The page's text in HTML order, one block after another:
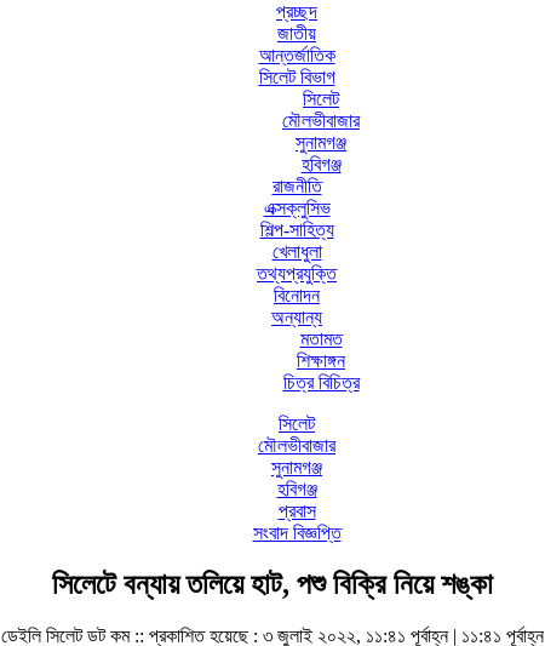
প্রচ্ছদ
জাতীয়
আন্তর্জাতিক
সিলেট বিভাগ
সিলেট
মৌলভীবাজার
সুনামগঞ্জ
হবিগঞ্জ
রাজনীতি
এক্সক্লুসিভ
শিল্প-সাহিত্য
খেলাধুলা
তথ্যপ্রযুক্তি
বিনোদন
অন্যান্য
মতামত
শিক্ষাঙ্গন
চিত্র বিচিত্র
সিলেট
মৌলভীবাজার
সুনামগঞ্জ
হবিগঞ্জ
প্রবাস
সংবাদ বিজ্ঞপ্তি
সিলেটে বন্যায় তলিয়ে হাট, পশু বিক্রি নিয়ে শঙ্কা
ডেইলি সিলেট ডট কম :: প্রকাশিত হয়েছে : ৩ জুলাই ২০২২, ১১:৪১ পূর্বাহ্ন | ১১:৪১ পূর্বাহ্ন